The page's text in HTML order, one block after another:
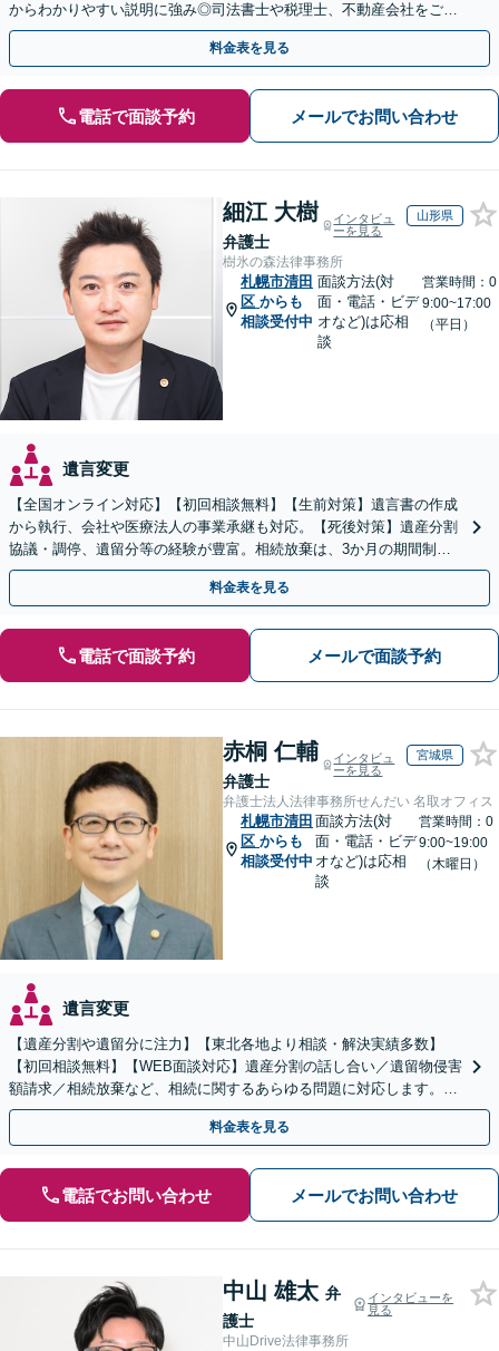
からわかりやすい説明に強み◎司法書士や税理士、不動産会社をご紹
介し、登記や相続税の申告までワンストップで対応
料金表を見る
電話で面談予約 メールでお問い合わせ
細江 大樹
弁護士
インタビュ
ーを見る
山形県
樹氷の森法律事務所
札幌市清田
区 からも
相談受付中
面談方法(対
面・電話・ビデ
オなど)は応相
談
営業時間：0
9:00~17:00
（平日）
遺言変更
【全国オンライン対応】【初回相談無料】【生前対策】遺言書の作成
から執行、会社や医療法人の事業承継も対応。【死後対策】遺産分割
協議・調停、遺留分等の経験が豊富。相続放棄は、3か月の期間制限
があるため、お早めにご相談ください。【無料駐車場あり】
料金表を見る
電話で面談予約 メールで面談予約
赤桐 仁輔
弁護士
インタビュ
ーを見る
宮城県
弁護士法人法律事務所せんだい 名取オフィス
札幌市清田
区 からも
相談受付中
面談方法(対
面・電話・ビデ
オなど)は応相
談
営業時間：0
9:00~19:00
（木曜日）
遺言変更
【遺産分割や遺留分に注力】【東北各地より相談・解決実績多数】
【初回相談無料】【WEB面談対応】遺産分割の話し合い／遺留物侵害
額請求／相続放棄など、相続に関するあらゆる問題に対応します。ご
事情やご意向を丁寧にお聞きし、有利な解決を目指します
料金表を見る
電話でお問い合わせ メールでお問い合わせ
中山 雄太 弁
護士
インタビューを
見る
中山Drive法律事務所